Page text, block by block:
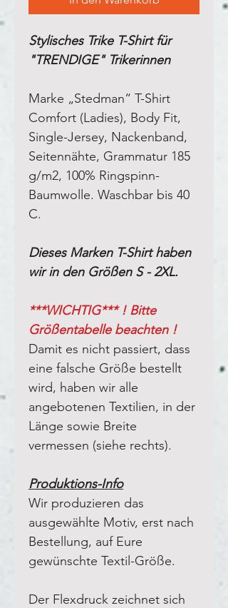
Stylisches Trike T-Shirt für
"TRENDIGE" Trikerinnen
Marke „Stedman“ T-Shirt
Comfort (Ladies), Body Fit,
Single-Jersey, Nackenband,
Seitennähte, Grammatur 185
g/m2, 100% Ringspinn-
Baumwolle. Waschbar bis 40
C.
Dieses Marken T-Shirt haben
wir in den Größen S - 2XL.
***WICHTIG*** ! Bitte
Größentabelle beachten !
Damit es nicht passiert, dass
eine falsche Größe bestellt
wird, haben wir alle
angebotenen Textilien, in der
Länge sowie Breite
vermessen (siehe rechts).
Produktions-Info
Wir produzieren das
ausgewählte Motiv, erst nach
Bestellung, auf Eure
gewünschte Textil-Größe.
Der Flexdruck zeichnet sich